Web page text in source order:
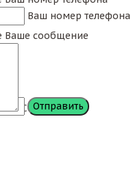
Ваш номер телефона
Ваше сообщение
Сообщение